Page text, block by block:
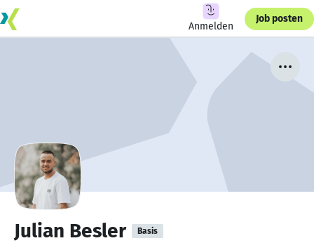
Anmelden
Job posten
Julian Besler Basis